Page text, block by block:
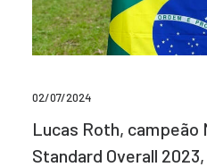
02/07/2024
Lucas Roth, campeão
Standard Overall